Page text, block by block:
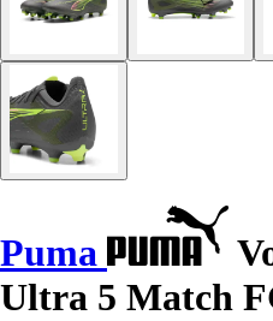
Puma
Ultra 5 Match